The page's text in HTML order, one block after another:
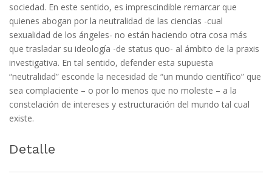
sociedad. En este sentido, es imprescindible remarcar que
quienes abogan por la neutralidad de las ciencias -cual
sexualidad de los ángeles- no están haciendo otra cosa más
que trasladar su ideología -de status quo- al ámbito de la praxis
investigativa. En tal sentido, defender esta supuesta
“neutralidad” esconde la necesidad de “un mundo científico” que
sea complaciente – o por lo menos que no moleste – a la
constelación de intereses y estructuración del mundo tal cual
existe.
Detalle